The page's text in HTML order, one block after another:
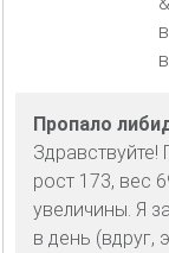
Пропало
рост 173, вес
увеличины. Я
в день (вдруг,